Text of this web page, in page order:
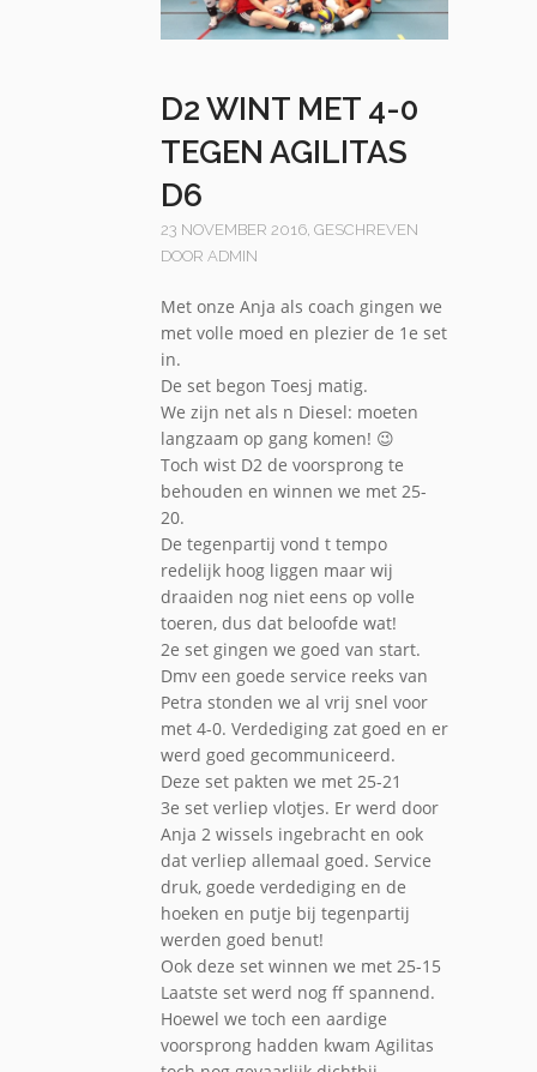
D2 WINT MET 4-0
TEGEN AGILITAS
D6
23 NOVEMBER 2016, GESCHREVEN
DOOR ADMIN
Met onze Anja als coach gingen we
met volle moed en plezier de 1e set
in.
De set begon Toesj matig.
We zijn net als n Diesel: moeten
langzaam op gang komen! 😉
Toch wist D2 de voorsprong te
behouden en winnen we met 25-
20.
De tegenpartij vond t tempo
redelijk hoog liggen maar wij
draaiden nog niet eens op volle
toeren, dus dat beloofde wat!
2e set gingen we goed van start.
Dmv een goede service reeks van
Petra stonden we al vrij snel voor
met 4-0. Verdediging zat goed en er
werd goed gecommuniceerd.
Deze set pakten we met 25-21
3e set verliep vlotjes. Er werd door
Anja 2 wissels ingebracht en ook
dat verliep allemaal goed. Service
druk, goede verdediging en de
hoeken en putje bij tegenpartij
werden goed benut!
Ook deze set winnen we met 25-15
Laatste set werd nog ff spannend.
Hoewel we toch een aardige
voorsprong hadden kwam Agilitas